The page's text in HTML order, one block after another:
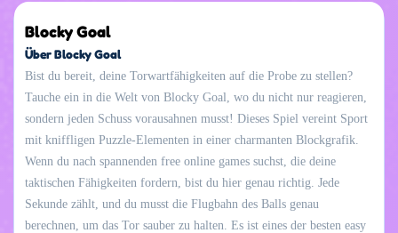
Blocky Goal
Über Blocky Goal
Bist du bereit, deine Torwartfähigkeiten auf die Probe zu stellen?
Tauche ein in die Welt von Blocky Goal, wo du nicht nur reagieren,
sondern jeden Schuss vorausahnen musst! Dieses Spiel vereint Sport
mit kniffligen Puzzle-Elementen in einer charmanten Blockgrafik.
Wenn du nach spannenden free online games suchst, die deine
taktischen Fähigkeiten fordern, bist du hier genau richtig. Jede
Sekunde zählt, und du musst die Flugbahn des Balls genau
berechnen, um das Tor sauber zu halten. Es ist eines der besten easy